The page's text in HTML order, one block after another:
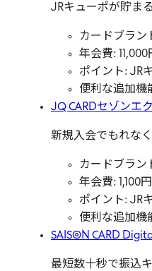
JRキューポが貯ま
カードブラン
年会費:
ポイント: JR
便利な追加機
JQ CARDセゾンエ
新規入会でもれな
カードブラン
年会費: 1,100
ポイント: JR
便利な追加機
SAISON CARD
最短数十秒で振込